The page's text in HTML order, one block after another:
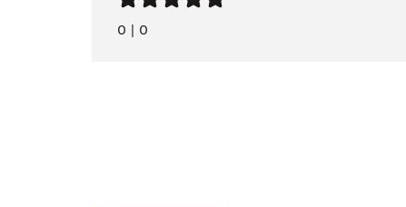
0 | 0